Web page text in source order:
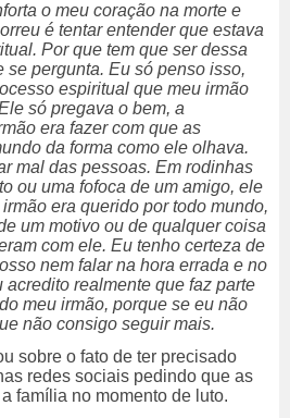
o meu coração na morte e
é tentar entender que estava
Por que tem que ser dessa
se pergunta. Eu só penso isso,
espiritual que meu irmão
só pregava o bem, a
era fazer com que as
da forma como ele olhava.
mal das pessoas. Em rodinhas
ou uma fofoca de um amigo, ele
era querido por todo mundo,
um motivo ou de qualquer coisa
com ele. Eu tenho certeza de
nem falar na hora errada e no
realmente que faz parte
meu irmão, porque se eu não
não consigo seguir mais.
sobre o fato de ter precisado
redes sociais pedindo que as
família no momento de luto.